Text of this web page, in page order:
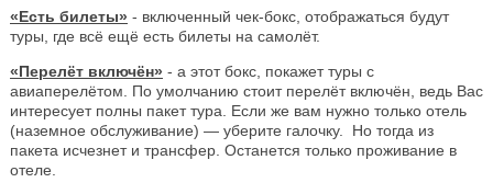
«Есть билеты» - включенный чек-бокс, отображаться будут
туры, где всё ещё есть билеты на самолёт.
«Перелёт включён» - а этот бокс, покажет туры с
авиаперелётом. По умолчанию стоит перелёт включён, ведь Вас
интересует полны пакет тура. Если же вам нужно только отель
(наземное обслуживание) — уберите галочку. Но тогда из
пакета исчезнет и трансфер. Останется только проживание в
отеле.